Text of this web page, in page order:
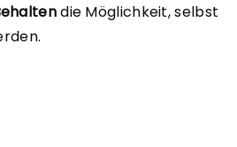
die Möglichkeit, selbst